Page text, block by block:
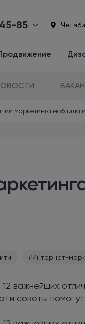
85
маркетинга мобайла
#Интернет-
важнейших
советы